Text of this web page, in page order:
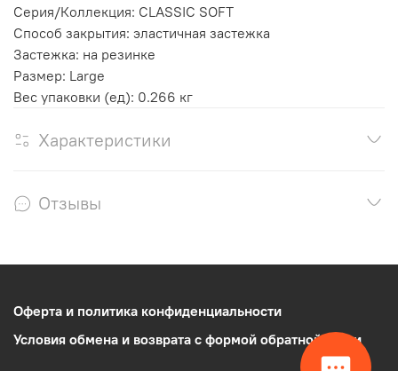
Серия/Коллекция: CLASSIC SOFT
Способ закрытия: эластичная застежка
Застежка: на резинке
Размер: Large
Вес упаковки (ед): 0.266 кг
Характеристики
Отзывы
Оферта и политика конфиденциальности
Условия обмена и возврата с формой обратной связи